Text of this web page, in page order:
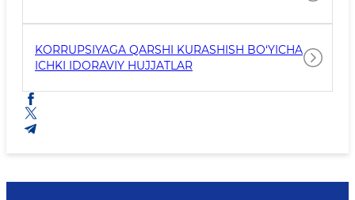
KORRUPSIYAGA QARSHI KURASHISH BO‘YICHA
ICHKI IDORAVIY HUJJATLAR